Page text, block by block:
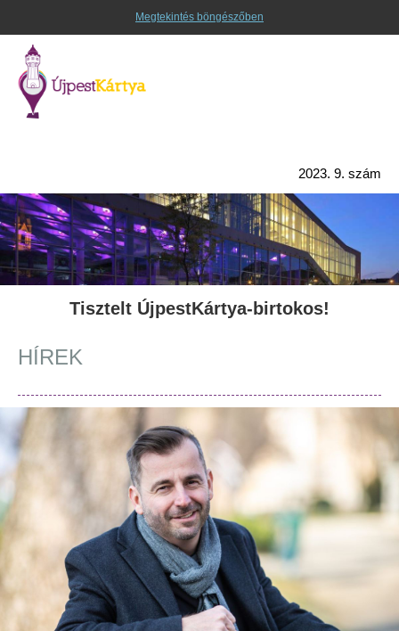
Megtekintés böngészőben
2023. 9. szám
Tisztelt ÚjpestKártya-birtokos!
HÍREK